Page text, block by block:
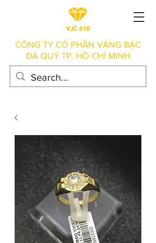
CÔNG TY CỔ PHẦN VÀNG BẠC
ĐÁ QUÝ TP. HỒ CHÍ MINH